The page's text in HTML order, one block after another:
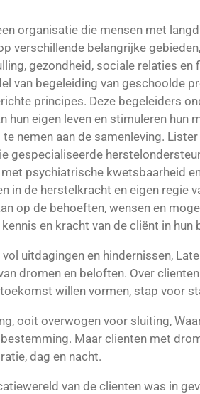
organisatie die mensen met
verschillende belangrijke
gezondheid, sociale relaties
van begeleiding van geschoolde
principes. Deze begeleiders
hun eigen leven en stimuleren hun
nemen aan de samenleving.
gespecialiseerde
psychiatrische kwetsbaarheid
in de herstelkracht en eigen regie
op de behoeften, wensen en
en kracht van de cliënt in hun
uitdagingen en hindernissen,
dromen en beloften. Over
willen vormen, stap voor
ooit overwogen voor sluiting,
Maar clienten met
dag en nacht.
van de clienten was in